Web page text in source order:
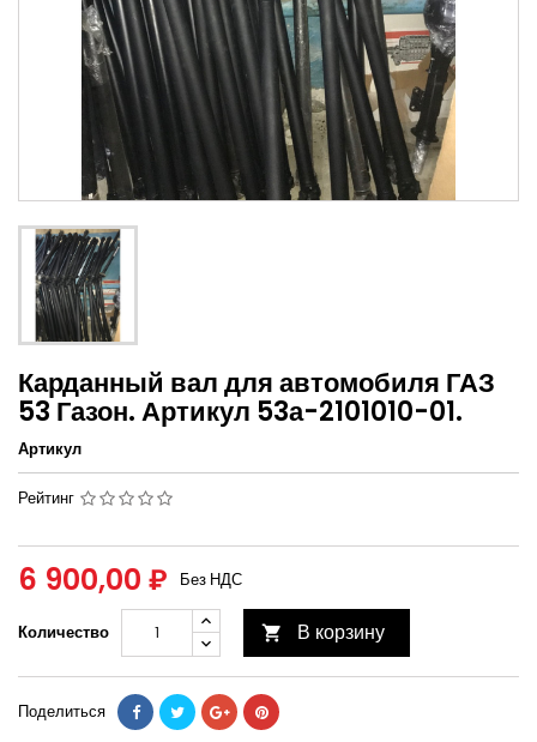
Карданный вал для автомобиля ГАЗ
53 Газон. Артикул 53а-2101010-01.
Артикул
Рейтинг
6 900,00 ₽ Без НДС
Количество  В корзину
Поделиться